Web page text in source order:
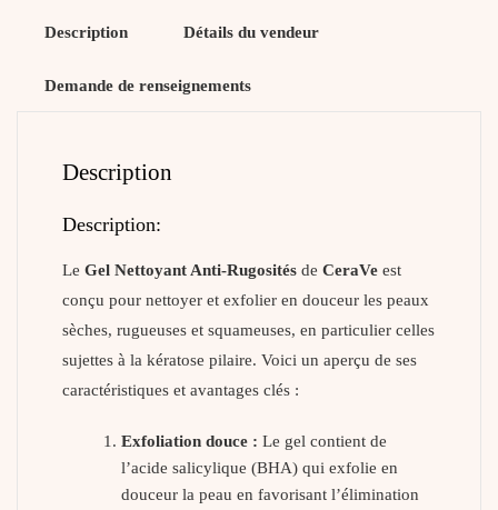
Description Détails du vendeur
Demande de renseignements
Description
Description:
Le Gel Nettoyant Anti-Rugosités de CeraVe est
conçu pour nettoyer et exfolier en douceur les peaux
sèches, rugueuses et squameuses, en particulier celles
sujettes à la kératose pilaire. Voici un aperçu de ses
caractéristiques et avantages clés :
Exfoliation douce : Le gel contient de
l’acide salicylique (BHA) qui exfolie en
douceur la peau en favorisant l’élimination